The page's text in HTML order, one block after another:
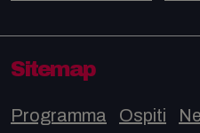
Sitemap
Programma Ospiti